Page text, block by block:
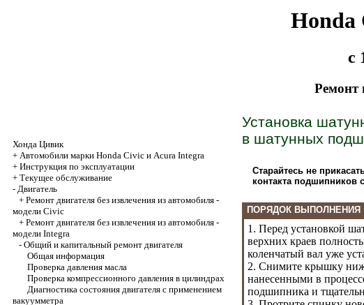
Honda
с
Ремонт
Хонда Цивик
+ Автомобили марки Honda Civic и Acura Integra
+ Инструкция по эксплуатации
+ Текущее обслуживание
- Двигатель
+ Ремонт двигателя без извлечения из автомобиля -
модели Civic
+ Ремонт двигателя без извлечения из автомобиля -
модели Integra
- Общий и капитальный ремонт двигателя
Общая информация
Проверка давления масла
Проверка компрессионного давления в цилиндрах
Диагностика состояния двигателя с применением
вакуумметра
Установка
в шатунных
Старайтесь не
контакта подшипников
ПОРЯДОК ВЫПОЛНЕНИЯ
1. Перед установкой
верхних краев
коленчатый вал уже
2. Снимите крышку
нанесенными в
подшипника и